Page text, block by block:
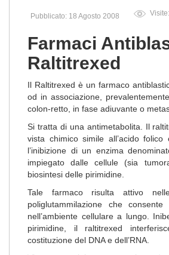
Pubblicato: 18 Agosto 2008
Farmaci
Raltitrexed
Il Raltitrexed è un farmaco
od in associazione,
colon-retto, in fase adiuvante o
Si tratta di una antimetabolita. Il
vista chimico simile all’acido
l’inibizione di un enzima
impiegato dalle cellule (sia
biosintesi delle pirimidine.
Tale farmaco risulta attivo
poliglutammilazione che
nell’ambiente cellulare a lungo.
pirimidine, il raltitrexed
costituzione del DNA e dell’RNA.